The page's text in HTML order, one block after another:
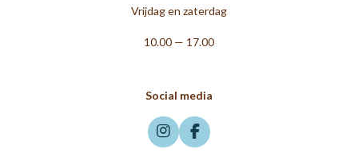
Vrijdag en zaterdag
10.00 — 17.00
Social media
I
n
F
a